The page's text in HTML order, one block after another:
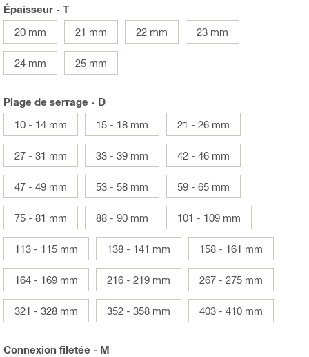
Épaisseur - T
20 mm
21 mm 22 mm 23 mm
24 mm 25 mm
Plage de serrage - D
10 - 14 mm
15 - 18 mm 21 - 26 mm
27 - 31 mm 33 - 39 mm 42 - 46 mm
47 - 49 mm 53 - 58 mm 59 - 65 mm
75 - 81 mm 88 - 90 mm 101 - 109 mm
113 - 115 mm 138 - 141 mm 158 - 161 mm
164 - 169 mm 216 - 219 mm 267 - 275 mm
321 - 328 mm 352 - 358 mm 403 - 410 mm
Connexion filetée - M